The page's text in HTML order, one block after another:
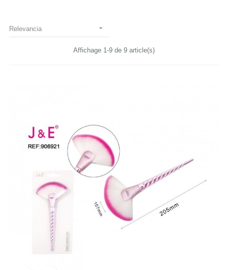
Relevancia 
Affichage 1-9 de 9 article(s)